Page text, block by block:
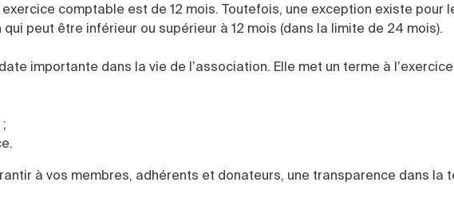
exercice comptable est de 12 mois. Toutefois, une exception existe pour
peut être inférieur ou supérieur à 12 mois (dans la limite de 24 mois).
importante dans la vie de l’association. Elle met un terme à
à vos membres, adhérents et donateurs, une transparence dans la